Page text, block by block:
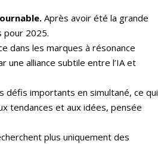
Après avoir été la grande
pour 2025.
dans les marques à résonance
alliance subtile entre l’IA et
défis importants en simultané, ce qui
tendances et aux idées, pensée
plus uniquement des